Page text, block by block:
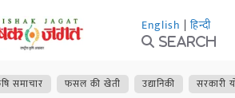
English | हिन्दी
Search
समाचार फसल की खेती उद्यानिकी सरकारी